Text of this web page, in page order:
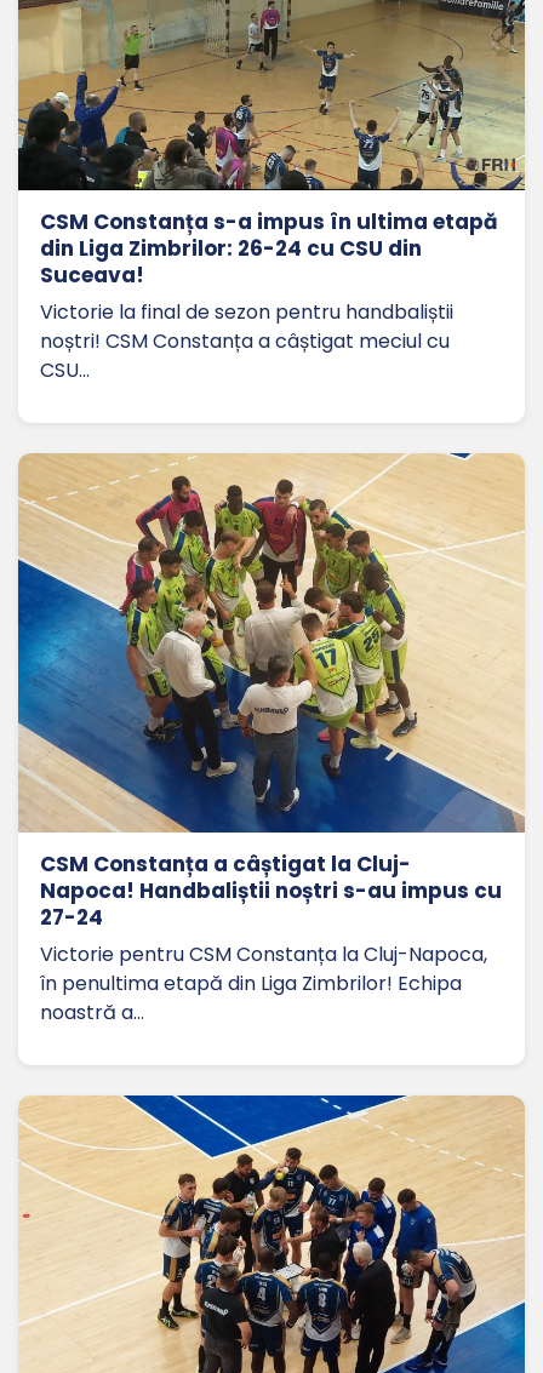
CSM Constanța s-a impus în ultima etapă
din Liga Zimbrilor: 26-24 cu CSU din
Suceava!
Victorie la final de sezon pentru handbaliștii
noștri! CSM Constanța a câștigat meciul cu
CSU…
CSM Constanța a câștigat la Cluj-
Napoca! Handbaliștii noștri s-au impus cu
27-24
Victorie pentru CSM Constanța la Cluj-Napoca,
în penultima etapă din Liga Zimbrilor! Echipa
noastră a…